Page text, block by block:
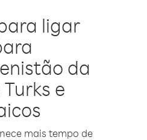
ligar
da
e
mais tempo de